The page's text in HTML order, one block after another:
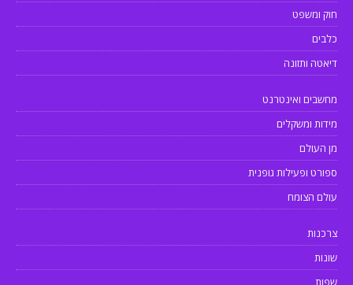
חוק ומשפט
כלבים
דיאטה ותזונה
מחשבים ואינטרנט
מידות ומשקלים
מן העולם
ספורט ופעילות גופנית
עולם הצומח
צרכנות
שונות
שפות